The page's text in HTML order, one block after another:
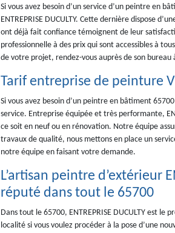
Si vous avez besoin d’un service d’un peintre en
ENTREPRISE DUCULTY. Cette dernière dispose
ont déjà fait confiance témoignent de leur
professionnelle à des prix qui sont accessibles à
de votre projet, rendez-vous auprès de son bureau
Tarif entreprise de peinture
Si vous avez besoin d’un peintre en bâtiment
service. Entreprise équipée et très performante,
ce soit en neuf ou en rénovation. Notre équipe
travaux de qualité, nous mettons en place un
notre équipe en faisant votre demande.
L’artisan peintre d’extérieur
réputé dans tout le 65700
Dans tout le 65700, ENTREPRISE DUCULTY est
localité si vous voulez procéder à la pose d’une